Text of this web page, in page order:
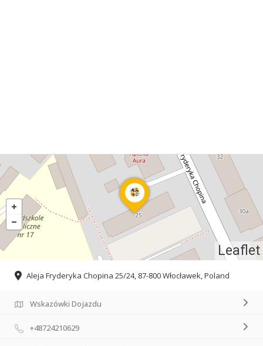
Leaflet
Aleja Fryderyka Chopina 25/24, 87-800 Włocławek, Poland
Wskazówki Dojazdu
+48724210629